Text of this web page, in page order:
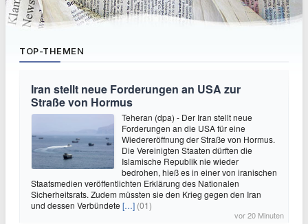
TOP-THEMEN
Iran stellt neue Forderungen an USA zur
Straße von Hormus
Teheran (dpa) - Der Iran stellt neue
Forderungen an die USA für eine
Wiedereröffnung der Straße von Hormus.
Die Vereinigten Staaten dürften die
Islamische Republik nie wieder
bedrohen, hieß es in einer von iranischen
Staatsmedien veröffentlichten Erklärung des Nationalen
Sicherheitsrats. Zudem müssten sie den Krieg gegen den Iran
und dessen Verbündete […] (01)
vor 20 Minuten